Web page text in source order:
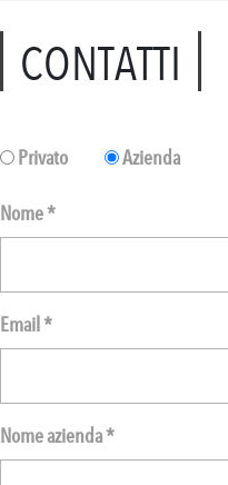
CONTATTI
Privato Azienda
Nome *
Email *
Nome azienda *